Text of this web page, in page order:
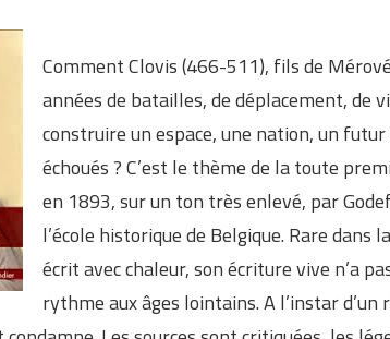
Comment Clovis (466-511), fils de
années de batailles, de déplacement, de
construire un espace, une nation, un
échoués ? C’est le thème de la toute
en 1893, sur un ton très enlevé, par
l’école historique de Belgique. Rare
écrit avec chaleur, son écriture vive n’a
rythme aux âges lointains. A l’instar